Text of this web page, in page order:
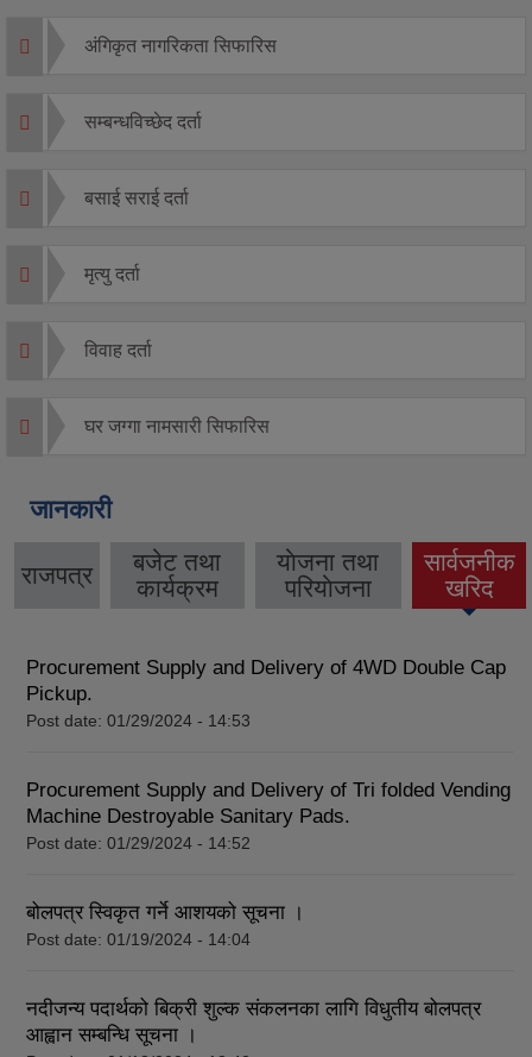
अंगिकृत नागरिकता सिफारिस
सम्बन्धविच्छेद दर्ता
बसाई सराई दर्ता
मृत्यु दर्ता
विवाह दर्ता
घर जग्गा नामसारी सिफारिस
जानकारी
राजपत्र
बजेट तथा
कार्यक्रम
याेजना तथा
परियाेजना
सार्वजनीक
खरिद
Procurement Supply and Delivery of 4WD Double Cap
Pickup.
Post date: 01/29/2024 - 14:53
Procurement Supply and Delivery of Tri folded Vending
Machine Destroyable Sanitary Pads.
Post date: 01/29/2024 - 14:52
बोलपत्र स्विकृत गर्ने आशयको सूचना ।
Post date: 01/19/2024 - 14:04
नदीजन्य पदार्थको बिक्री शुल्क संकलनका लागि विधुतीय बोलपत्र
आह्वान सम्बन्धि सूचना ।